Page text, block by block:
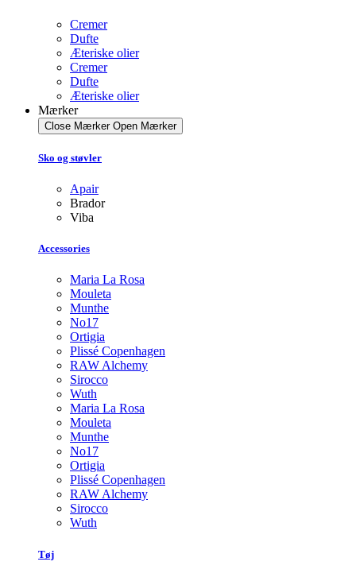
Cremer
Dufte
Æteriske olier
Cremer
Dufte
Æteriske olier
Mærker
Close Mærker Open Mærker
Sko og støvler
Apair
Brador
Viba
Accessories
Maria La Rosa
Mouleta
Munthe
No17
Ortigia
Plissé Copenhagen
RAW Alchemy
Sirocco
Wuth
Maria La Rosa
Mouleta
Munthe
No17
Ortigia
Plissé Copenhagen
RAW Alchemy
Sirocco
Wuth
Tøj